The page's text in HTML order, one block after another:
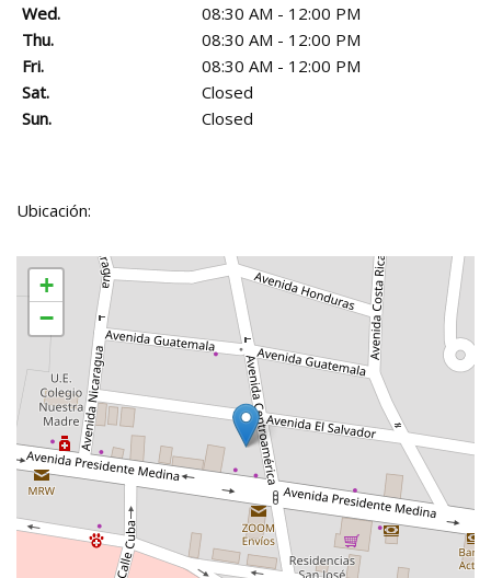
Wed.
08:30 AM - 12:00 PM
Thu.
08:30 AM - 12:00 PM
Fri.
08:30 AM - 12:00 PM
Sat.
Closed
Sun.
Closed
Ubicación:
+
−